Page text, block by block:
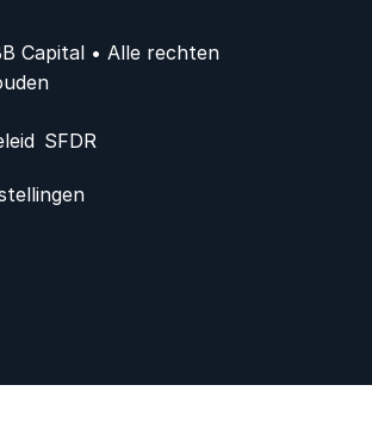
Capital • Alle rechten
SFDR